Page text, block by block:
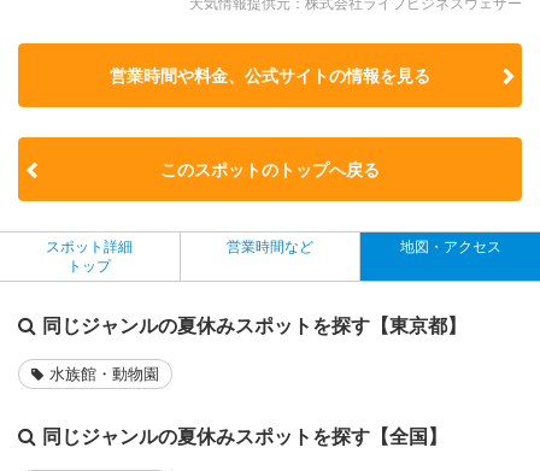
営業時間や料金、公式サイトの情報を見る
このスポットのトップへ戻る
スポット詳細
トップ
営業時間など 地図・アクセス
同じジャンルの夏休みスポットを探す【東京都】
水族館・動物園
同じジャンルの夏休みスポットを探す【全国】